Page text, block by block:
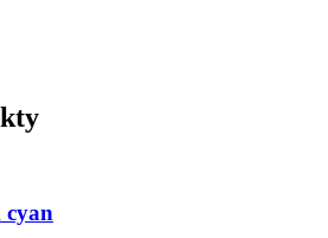
cyan